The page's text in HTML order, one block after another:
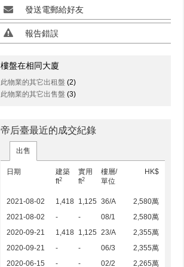
發送電郵給好友
報告錯誤
樓盤在相同大廈
此物業的其它出租盤 (2)
此物業的其它出售盤 (3)
帝后臺最近的成交紀錄
出售
日期
建築
ft2
實用
ft2
樓層/
單位
HK$
2021-08-02 1,418 1,125 36/A
2,580萬
2021-08-02
- - 08/1
2,580萬
2020-09-21
1,418 1,125 23/A
2,355萬
2020-09-21
- - 06/3
2,355萬
2020-06-15
- - 02/2 2,265萬